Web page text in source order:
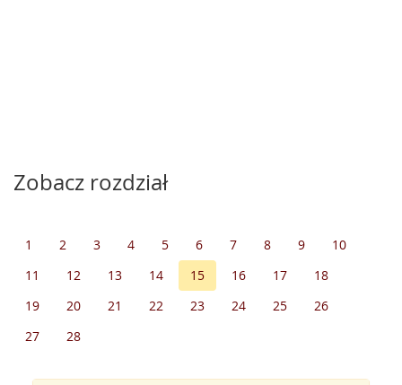
Zobacz rozdział
1 2 3 4 5 6 7 8 9
10
11
12 13 14 15 16 17
18
19
20 21 22 23 24 25
26
27
28